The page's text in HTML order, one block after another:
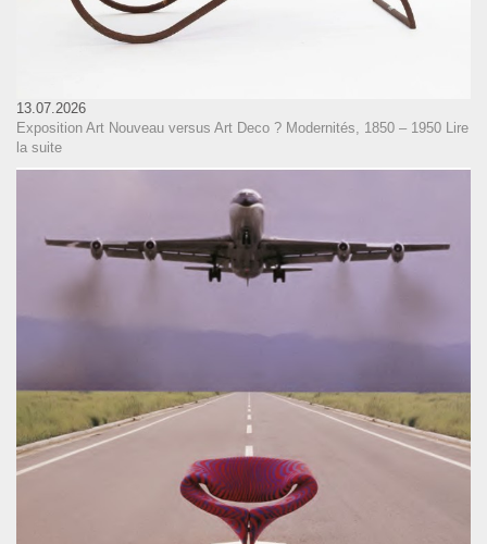
13.07.2026
Exposition Art Nouveau versus Art Deco ? Modernités, 1850 – 1950 Lire
la suite